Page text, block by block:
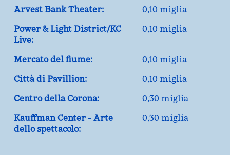
Arvest Bank Theater:
0,10 miglia
Power & Light District/KC
Live:
0,10 miglia
Mercato del fiume:
0,10 miglia
Città di Pavillion:
0,10 miglia
Centro della Corona:
0,30 miglia
Kauffman Center - Arte
dello spettacolo:
0,30 miglia